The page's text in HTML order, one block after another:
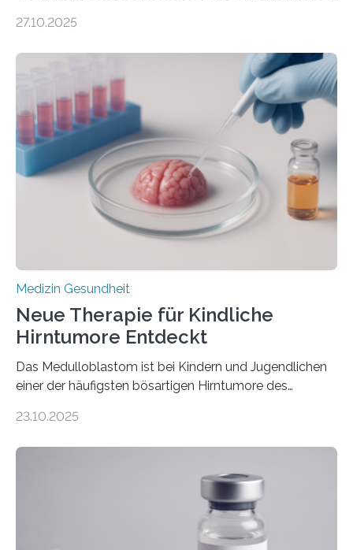
aus dem Deutschen Zentrum für Herzinsuffizienz
im Journal Circulation, warum der Energietransport bei
der Hypertrophen Kardiomyopathie (HCM) versagen
kann und wie sich durch eine Verringerung der
Herzbelastung und des oxidativen Stresses
Rhythmusstörungen reduzieren lassen. Würzburg. Die
hypertrophe Kardiomyopathie (HCM) ist die häufigste
erblich bedingte Herzerkrankung. Sie führt dazu, dass
sich die linke Herzkammer verdickt, der Herzmuskel zu
stark kontrahiert…
27.10.2025
Medizin Gesundheit
Neue Therapie für Kindliche
Hirntumore Entdeckt
Das Medulloblastom ist bei Kindern und Jugendlichen
einer der häufigsten bösartigen Hirntumore des
Betroffenen können mit heutigen Methoden geheilt
Dringend benötigt werden zielgerichtete Therapien, die
nur Tumorschwachstellen angreifen und normales
Gewebe verschonen. Forschende um Daniel Merk vom
Hertie-Institut für klinische Hirnforschung am
23.10.2025